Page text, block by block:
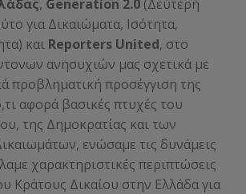
, Generation 2.0 (Δεύτερη
για Δικαιώματα, Ισότητα,
και Reporters United, στο
ανησυχιών μας σχετικά με
προβληματική προσέγγιση της
αφορά βασικές πτυχές του
της Δημοκρατίας και των
ενώσαμε τις δυνάμεις
χαρακτηριστικές περιπτώσεις
Κράτους Δικαίου στην Ελλάδα για